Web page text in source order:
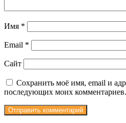
Имя *
Email *
Сайт
Сохранить моё имя, email и
последующих моих комментариев.